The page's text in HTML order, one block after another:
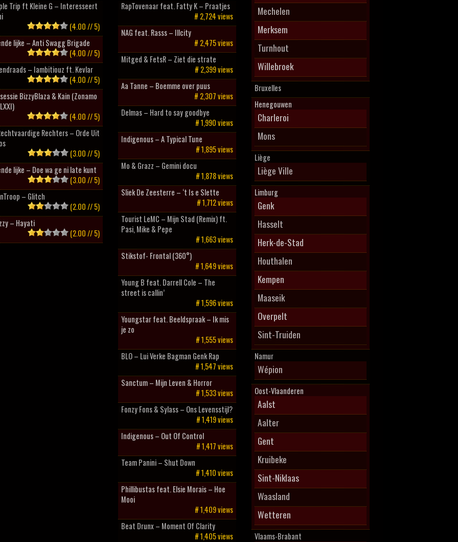
Trip ft Kleine G – Interesseert
(4.00 // 5)
lijke – Anti Swagg Brigade
(4.00 // 5)
– Iambitiouz ft. Kevlar
(4.00 // 5)
BizzyBlaza & Kain (Zonamo
(4.00 // 5)
Rechters – Orde Uit
(3.00 // 5)
lijke – Doe wa ge ni late kunt
(3.00 // 5)
– Glitch
(2.00 // 5)
– Hayati
(2.00 // 5)
RapTovenaar feat. Fatty K – Praatjes
# 2,724 views
NAG feat. Rasss – Illcity
# 2,475 views
Mitged & FetsR – Ziet die strate
# 2,399 views
Aa Tanne – Boemme over puus
# 2,307 views
Delmas – Hard to say goodbye
# 1,990 views
Indigenous – A Typical Tune
# 1,895 views
Mo & Grazz – Gemini docu
# 1,878 views
Sliek De Zeesterre – ‘t Is e Slette
# 1,712 views
Tourist LeMC – Mijn Stad (Remix) ft.
Pasi, Mike & Pepe
# 1,663 views
Stikstof- Frontal (360°)
# 1,649 views
Young B feat. Darrell Cole – The
street is callin’
# 1,596 views
Youngstar feat. Beeldspraak – Ik mis
je zo
# 1,555 views
BLO – Lui Verke Bagman Genk Rap
# 1,547 views
Sanctum – Mijn Leven & Horror
# 1,533 views
Fonzy Fons & Sylass – Ons Levensstijl?
# 1,419 views
Indigenous – Out Of Control
# 1,417 views
Team Panini – Shut Down
# 1,410 views
Phillibustas feat. Elsie Morais – Hoe
Mooi
# 1,409 views
Beat Drunx – Moment Of Clarity
# 1,405 views
Mechelen
Merksem
Turnhout
Willebroek
Bruxelles
Henegouwen
Charleroi
Mons
Liège
Liège Ville
Limburg
Genk
Hasselt
Herk-de-Stad
Houthalen
Kempen
Maaseik
Overpelt
Sint-Truiden
Namur
Wépion
Oost-Vlaanderen
Aalst
Aalter
Gent
Kruibeke
Sint-Niklaas
Waasland
Wetteren
Vlaams-Brabant